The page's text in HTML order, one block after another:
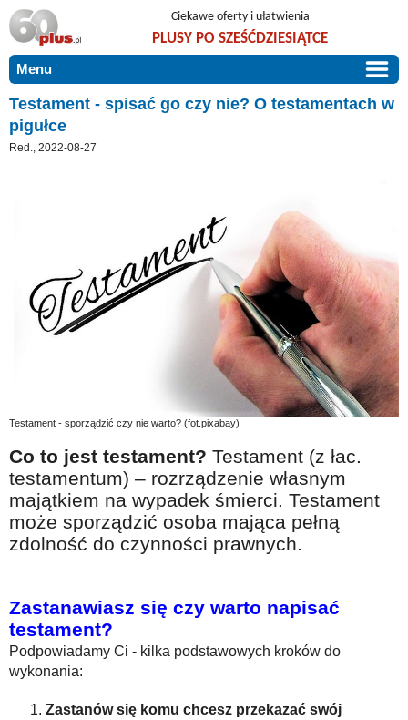
Ciekawe oferty i ułatwienia
PLUSY PO SZEŚĆDZIESIĄTCE
Menu
START
PROMOCJE
Szlachetne zdrowie
Mieszkaj wygodnie i bez barier
Warto wiedzieć!
Taniej, okazyjnie, specjalnie dla 60plus
Na wesoło
Hobby i pasje
Żyj aktywnie
60plus - najcenniejsi klienci
Dobra opieka
Coś dla ducha
Smacznie i zdrowo
O finansach i społeczeństwie - edukacja nie tylko dla 60plus
Ciekawe książki
KONTAKT
Testament - spisać go czy nie? O testamentach w
pigułce
Red., 2022-08-27
Testament - sporządzić czy nie warto? (fot.pixabay)
Co to jest testament? Testament (z łac.
testamentum) – rozrządzenie własnym
majątkiem na wypadek śmierci. Testament
może sporządzić osoba mająca pełną
zdolność do czynności prawnych.
Zastanawiasz się czy warto napisać
testament?
Podpowiadamy Ci - kilka podstawowych kroków do
wykonania:
Zastanów się komu chcesz przekazać swój